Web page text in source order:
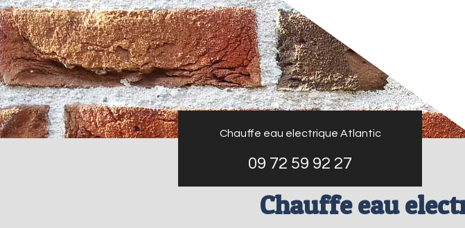
Chauffe eau electrique Atlantic
09 72 59 92 27
Chauffe eau